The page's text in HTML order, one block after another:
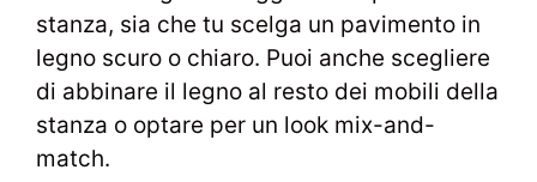
stanza, sia che tu scelga un pavimento in
legno scuro o chiaro. Puoi anche scegliere
di abbinare il legno al resto dei mobili della
stanza o optare per un look mix-and-
match.